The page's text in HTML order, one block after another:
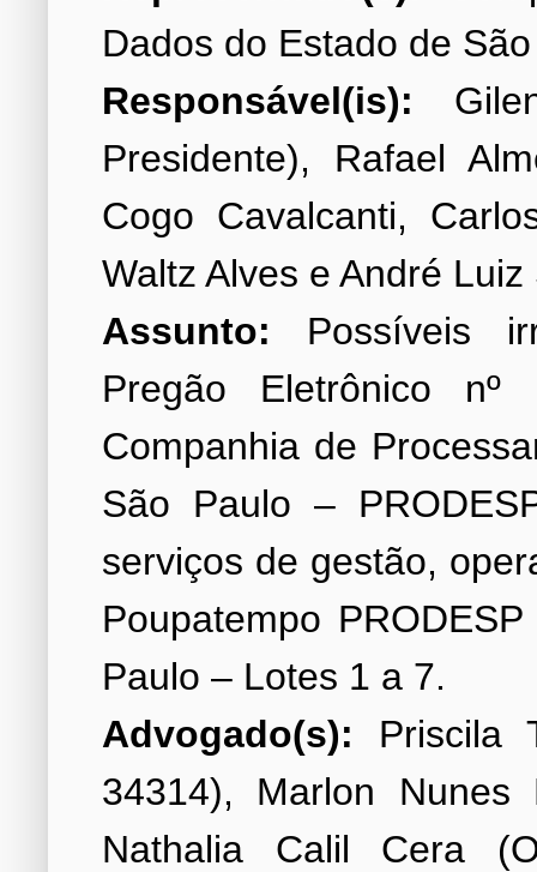
Responsável(is):
Presidente), Rafael
Cogo Cavalcanti,
Assunto: Possíveis
Pregão Eletrônico nº
Companhia de
São Paulo –
serviços de gestão,
Poupatempo
Advogado(s): Priscila
34314), Marlon Nunes
Nathalia Calil Cera